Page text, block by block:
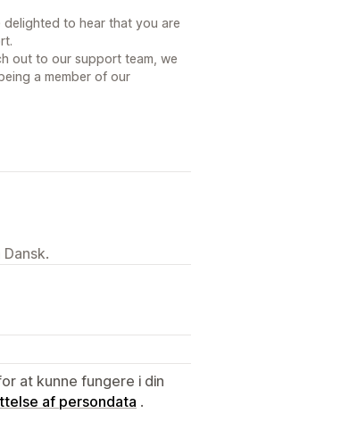
to hear that you are
out to our support team, we
a member of our
at kunne fungere i din
af persondata .